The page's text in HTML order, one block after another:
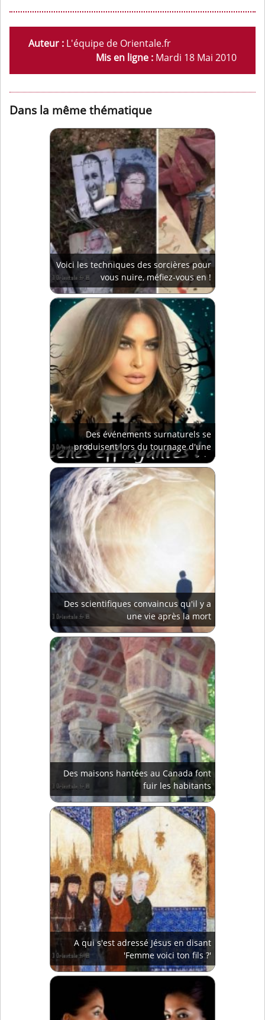
Auteur : L'équipe de Orientale.fr
Mis en ligne : Mardi 18 Mai 2010
Dans la même thématique
Voici les techniques des sorcières pour
vous nuire, méfiez-vous en !
Des événements surnaturels se
produisent lors du tournage d'une
série
Des scientifiques convaincus qu'il y a
une vie après la mort
Des maisons hantées au Canada font
fuir les habitants
A qui s'est adressé Jésus en disant
'Femme voici ton fils ?'